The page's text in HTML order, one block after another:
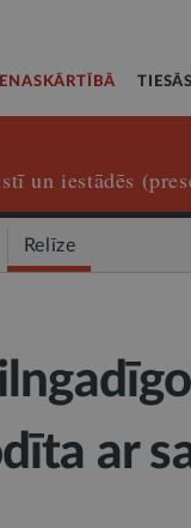
TIESĀS
un iestādēs
Relīze
ar